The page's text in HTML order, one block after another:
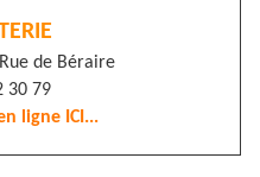
de Béraire
30 79
ligne ICI...